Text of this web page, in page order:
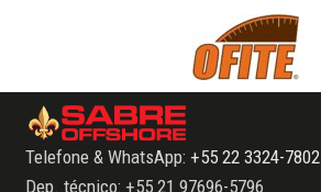
Telefone & WhatsApp: +55 22 3324-7802
Dep. técnico: +55 21 97696-5796